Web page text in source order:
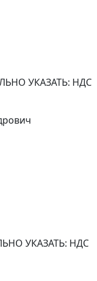
УКАЗАТЬ: НДС
УКАЗАТЬ: НДС